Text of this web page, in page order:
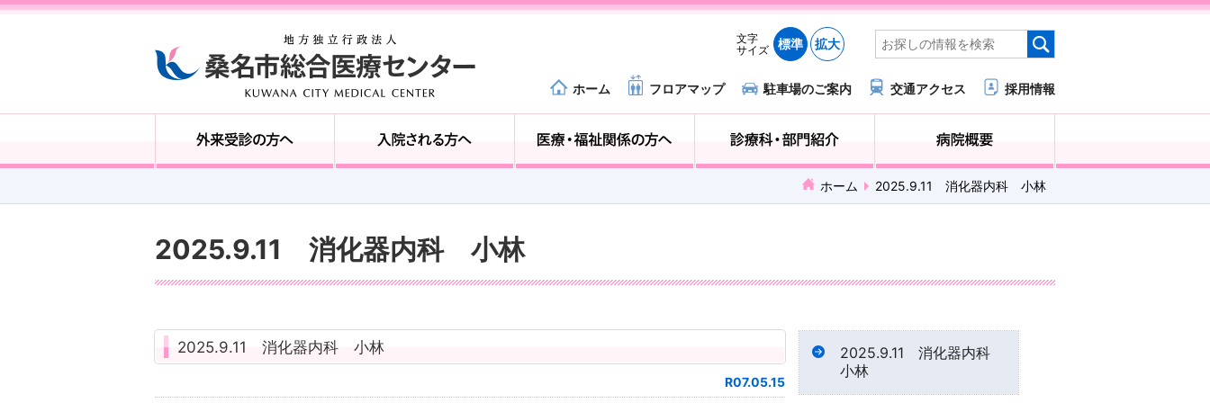
文字
サイズ
標準 拡大
ホーム フロアマップ 駐車場のご案内 交通アクセス 採用情報
ホーム 2025.9.11 消化器内科 小林
2025.9.11 消化器内科 小林
2025.9.11 消化器内科 小林
R07.05.15
2025.9.11 消化器内科
小林